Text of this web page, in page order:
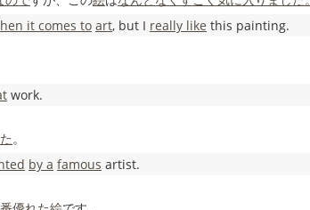
it comes to art, but I really like this painting.
work.
。
by a famous artist.